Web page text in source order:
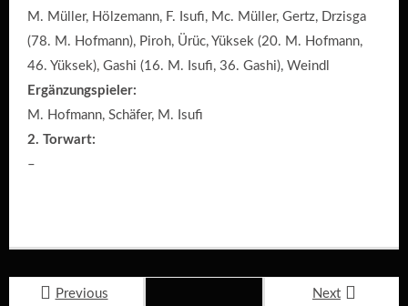
M. Müller, Hölzemann, F. Isufi, Mc. Müller, Gertz, Drzisga
(78. M. Hofmann), Piroh, Ürüc, Yüksek (20. M. Hofmann,
46. Yüksek), Gashi (16. M. Isufi, 36. Gashi), Weindl
Ergänzungspieler:
M. Hofmann, Schäfer, M. Isufi
2. Torwart:
–
Previous Next